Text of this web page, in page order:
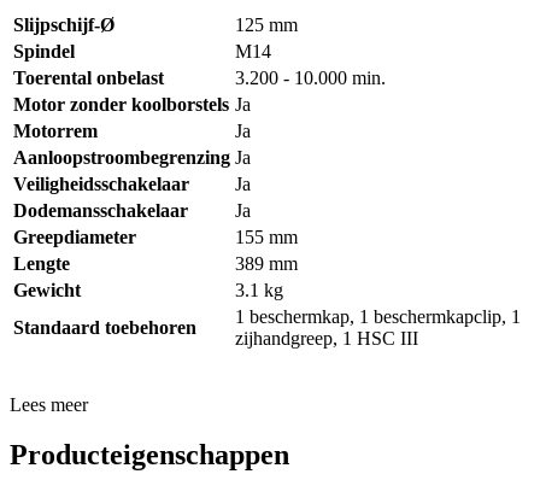
Slijpschijf-Ø
125 mm
Spindel
M14
Toerental onbelast
3.200 - 10.000 min.
Motor zonder koolborstels Ja
Motorrem
Ja
Aanloopstroombegrenzing Ja
Veiligheidsschakelaar
Ja
Dodemansschakelaar
Ja
Greepdiameter
155 mm
Lengte
389 mm
Gewicht
3.1 kg
Standaard toebehoren
1 beschermkap, 1 beschermkapclip, 1
zijhandgreep, 1 HSC III
Lees meer
Producteigenschappen